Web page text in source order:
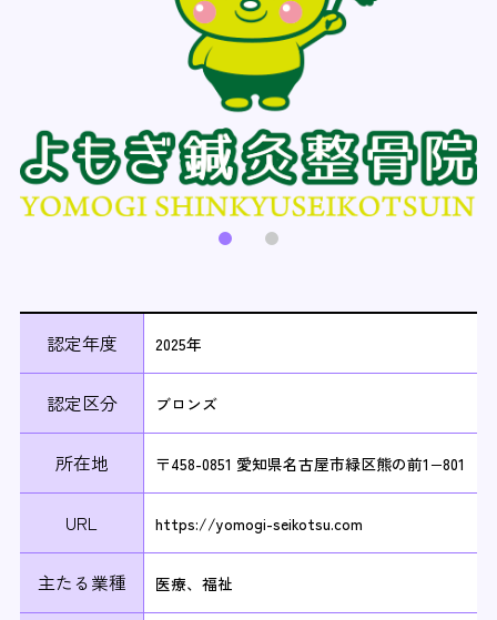
認定年度 2025年
認定区分 ブロンズ
所在地 〒458-0851 愛知県名古屋市緑区熊の前1−801
URL https://yomogi-seikotsu.com
主たる業種 医療、福祉